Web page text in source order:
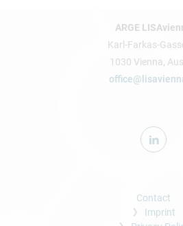
ARGE
Karl-Farkas-
1030 Vienna,
Contact
Imprint